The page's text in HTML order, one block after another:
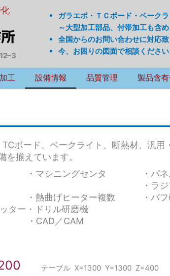
ガラエポ・ＴＣボード・ベーク
～大型加工部品、付帯加工も含
全国からのお問い合わせに対応致
今、お困りの図面で相談ください
工 設備情報 品質管理 製品含
ボード、ベークライト、断熱材、汎
を揃えています。
・マシニングセンタ
・熱曲げヒーター複数
ター・ドリル研磨機
・CAD／CAM
・パ
・ラ
・
テーブル X=1300 Y=1300 Z=400